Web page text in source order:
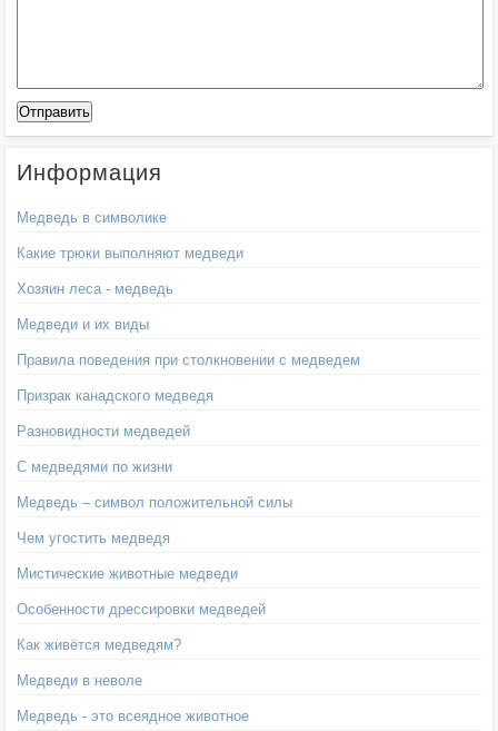
Информация
Медведь в символике
Какие трюки выполняют медведи
Хозяин леса - медведь
Медведи и их виды
Правила поведения при столкновении с медведем
Призрак канадского медведя
Разновидности медведей
С медведями по жизни
Медведь – символ положительной силы
Чем угостить медведя
Мистические животные медведи
Особенности дрессировки медведей
Как живётся медведям?
Медведи в неволе
Медведь - это всеядное животное